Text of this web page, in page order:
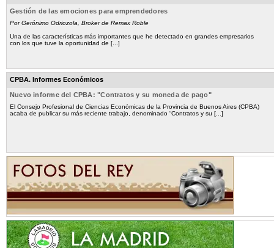
Gestión de las emociones para emprendedores
Por Gerónimo Odriozola, Broker de Remax Roble
Una de las características más importantes que he detectado en grandes empresarios
con los que tuve la oportunidad de [...]
CPBA. Informes Económicos
Nuevo informe del CPBA: "Contratos y su moneda de pago"
El Consejo Profesional de Ciencias Económicas de la Provincia de Buenos Aires (CPBA)
acaba de publicar su más reciente trabajo, denominado “Contratos y su [...]